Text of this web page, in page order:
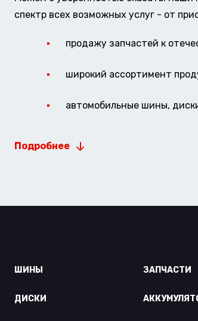
спектр всех возможных услуг - от
продажу запчастей к
широкий ассортимент
автомобильные шины,
Подробнее
ШИНЫ
ДИСКИ
ЗАПЧАСТИ